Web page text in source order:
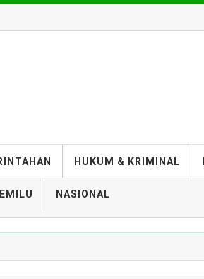
HUKUM & KRIMINAL
NASIONAL